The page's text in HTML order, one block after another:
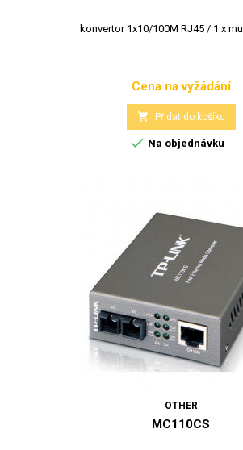
konvertor 1x10/100M RJ45 / 1 x
Cena
Cena na vyžádání
 Přidat do košíku
 Na objednávku
OTHER
MC110CS